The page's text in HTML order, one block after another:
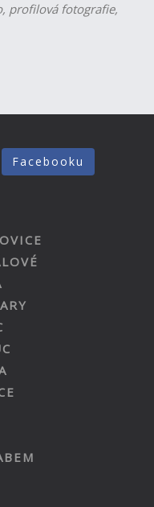
profilová fotografie,
Facebooku